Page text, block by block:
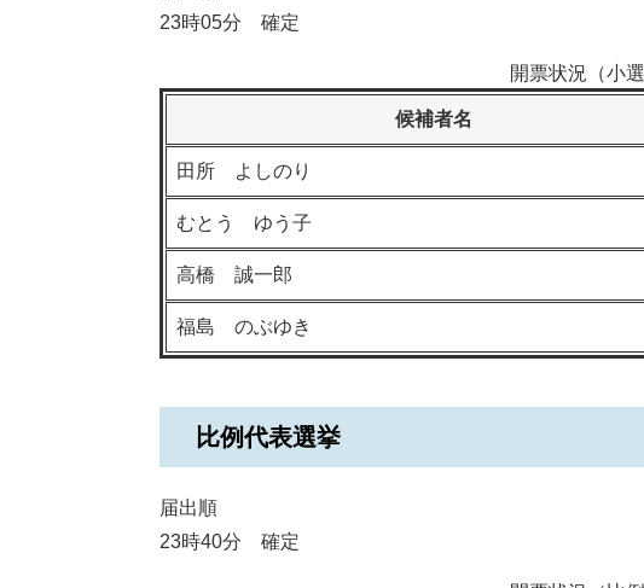
23時05分 確定
開票状況（小選
候補者名
田所 よしのり
むとう ゆう子
高橋 誠一郎
福島 のぶゆき
比例代表選挙
届出順
23時40分 確定